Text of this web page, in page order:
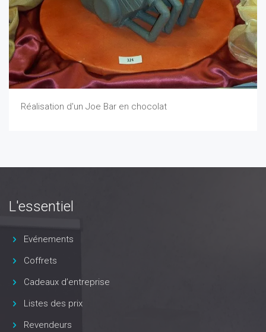
Réalisation d'un Joe Bar en chocolat
L'essentiel
Evénements
Coffrets
Cadeaux d’entreprise
Listes des prix
Revendeurs